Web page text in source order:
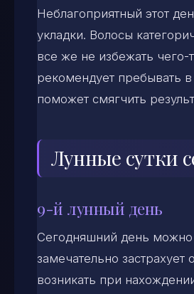
Неблагоприятный этот
укладки. Волосы
все же не избежать чего-
рекомендует пребывать
поможет смягчить
Лунные сутки
9-й лунный день
Сегодняшний день можно
замечательно
возникать при